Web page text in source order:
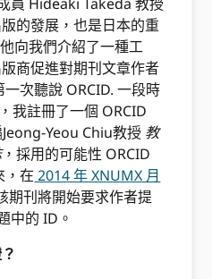
的發展，也是日本的重
向我們介紹了一種工
商促進對期刊文章作者
次聽說 ORCID. 一段時
我註冊了一個 ORCID
Yeou Chiu教授 教
，採用的可能性 ORCID
，在 2014 年 XNUMX 月
期刊將開始要求作者提
中的 ID。